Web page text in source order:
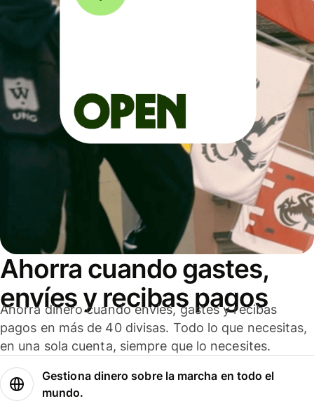
Ahorra cuando gastes,
envíes y recibas pagos
Ahorra dinero cuando envíes, gastes y recibas
pagos en más de 40 divisas. Todo lo que necesitas,
en una sola cuenta, siempre que lo necesites.
Gestiona dinero sobre la marcha en todo el
mundo.